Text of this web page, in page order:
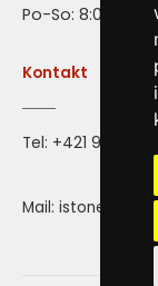
Po-So: 8:00 -
Kontakt
Tel: +421 917 28 71
Mail: